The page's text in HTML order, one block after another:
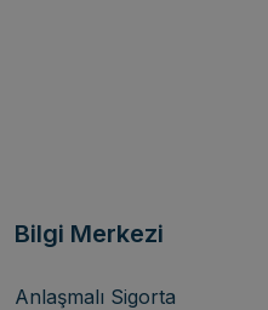
Bilgi Merkezi
Anlaşmalı Sigorta